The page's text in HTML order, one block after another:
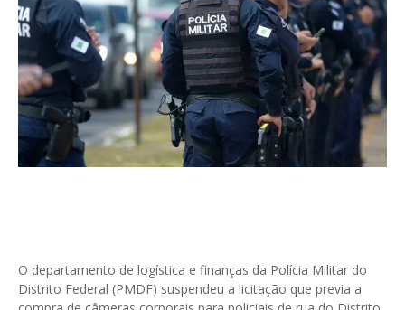
O departamento de logística e finanças da Polícia Militar do
Distrito Federal (PMDF) suspendeu a licitação que previa a